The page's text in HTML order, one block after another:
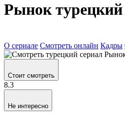
Рынок турецкий
О сериале Смотреть онлайн Кадры
Стоит смотреть
8.3
Не интересно